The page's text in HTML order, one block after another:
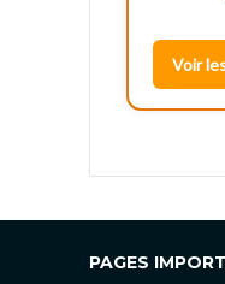
Voir
PAGES